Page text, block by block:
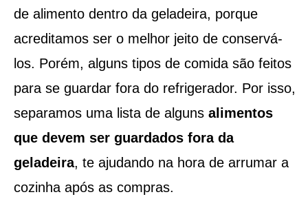
de alimento dentro da geladeira, porque
acreditamos ser o melhor jeito de conservá-
los. Porém, alguns tipos de comida são feitos
para se guardar fora do refrigerador. Por isso,
separamos uma lista de alguns alimentos
que devem ser guardados fora da
geladeira, te ajudando na hora de arrumar a
cozinha após as compras.